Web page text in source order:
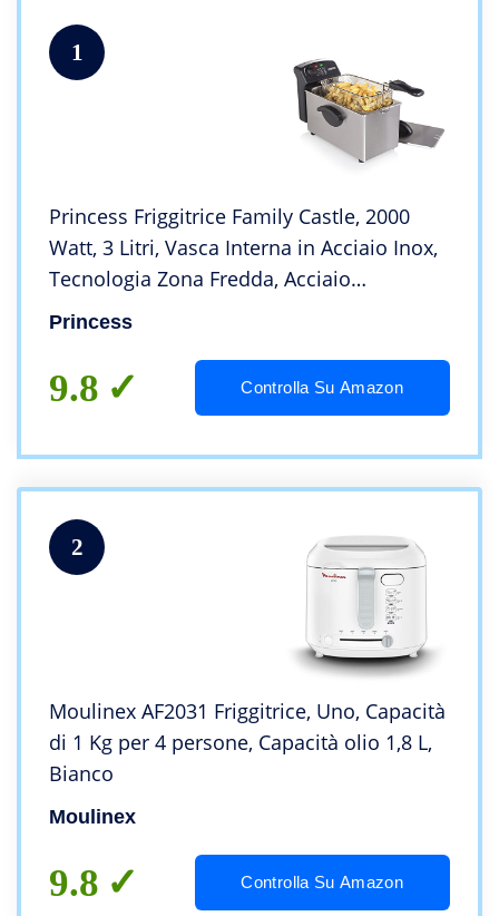
1
Princess Friggitrice Family Castle, 2000
Watt, 3 Litri, Vasca Interna in Acciaio Inox,
Tecnologia Zona Fredda, Acciaio
Inossidabile
Princess
9.8 Controlla Su Amazon
2
Moulinex AF2031 Friggitrice, Uno, Capacità
di 1 Kg per 4 persone, Capacità olio 1,8 L,
Bianco
Moulinex
9.8 Controlla Su Amazon